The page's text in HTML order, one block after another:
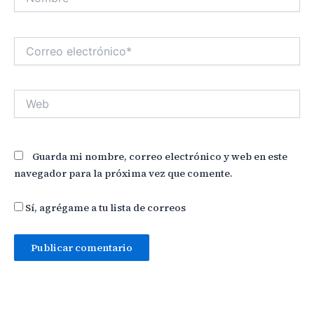
electrónico*
Web
Guarda mi nombre, correo electrónico y web en este
navegador para la próxima vez que comente.
Sí, agrégame a tu lista de correos